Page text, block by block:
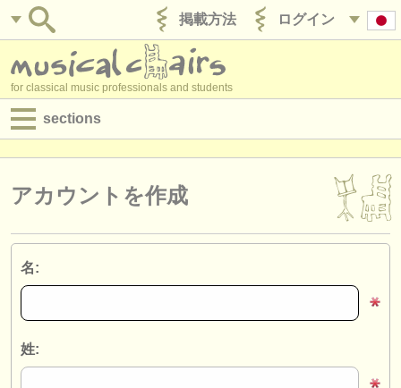
ログイン
掲載方法
for classical music professionals and students
sections
求人情報 (演奏関係の職)
アカウントを作成
名:
姓: